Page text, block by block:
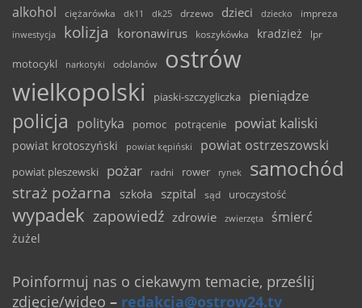
alkohol ciężarówka dk11 dk25 drzewo dzieci dziecko
impreza
inwestycja
kolizja koronawirus koszykówka kradzież lpr
motocykl narkotyki odolanów
ostrów
wielkopolski
piaski-szczygliczka pieniądze
policja polityka pomoc potrącenie powiat kaliski
powiat krotoszyński powiat kępiński powiat ostrzeszowski
powiat pleszewski pożar radni rower rynek samochód
straż pożarna szkoła szpital sąd uroczystość
wypadek zapowiedź zdrowie zwierzęta śmierć
żużel
Poinformuj nas o ciekawym temacie, prześlij
zdjęcie/wideo – redakcja@ostrow24.tv